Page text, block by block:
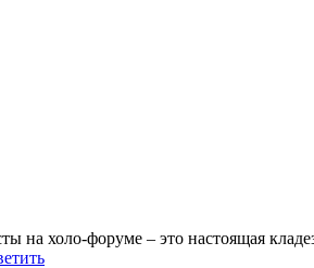
на холо-форуме – это настоящая